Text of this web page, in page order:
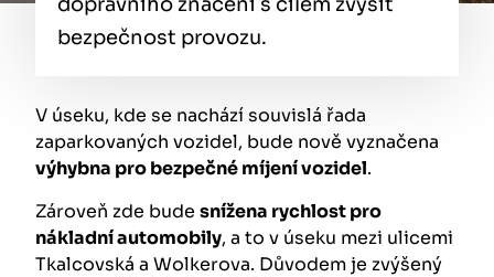
bezpečnost provozu.
V úseku, kde se nachází souvislá řada
zaparkovaných vozidel, bude nově vyznačena
výhybna pro bezpečné míjení vozidel.
Zároveň zde bude snížena rychlost pro
nákladní automobily, a to v úseku mezi ulicemi
Tkalcovská a Wolkerova. Důvodem je zvýšený